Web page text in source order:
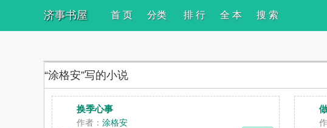
济事书屋 首 页 分类 排 行 全 本 搜 索
“涂格安”写的小说
换季心事
作者： 涂格安